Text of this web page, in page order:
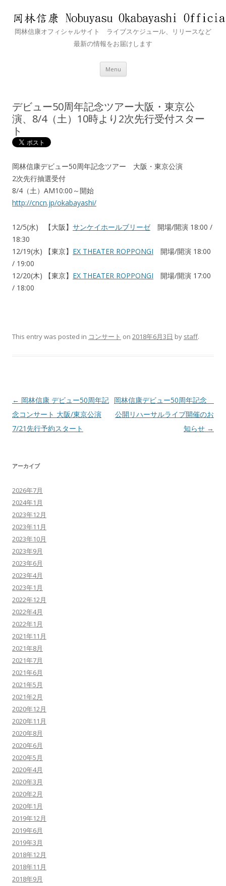
岡林信康オフィシャルサイト ライブスケジュール、リリースなど
最新の情報をお届けします
Menu Skip
デビュー50周年記念ツアー大阪・東京公
演、8/4（土）10時より2次先行受付スター
ト
岡林信康デビュー50周年記念ツアー 大阪・東京公演
2次先行抽選受付
8/4（土）AM10:00～開始
http://cncn.jp/okabayashi/
12/5(水) 【大阪】 サンケイホールブリーゼ開場/開演 18:00 /
18:30
12/19(水) 【東京】 EX THEATER ROPPONGI 開場/開演 18:00
/ 19:00
12/20(木) 【東京】 EX THEATER ROPPONGI 開場/開演 17:00
/ 18:00
This entry was posted in コンサート on 2018年6月3日 by staff.
Post
navigation
← 岡林信康 デビュー50周年記
念コンサート 大阪/東京公演
7/21先行予約スタート
岡林信康デビュー50周年記念
公開リハーサルライブ開催のお
知らせ →
アーカイブ
2026年7月
2024年1月
2023年12月
2023年11月
2023年10月
2023年9月
2023年6月
2023年4月
2023年1月
2022年12月
2022年4月
2022年1月
2021年11月
2021年8月
2021年7月
2021年6月
2021年5月
2021年2月
2020年12月
2020年11月
2020年8月
2020年6月
2020年5月
2020年4月
2020年3月
2020年2月
2020年1月
2019年12月
2019年6月
2019年3月
2018年12月
2018年11月
2018年9月